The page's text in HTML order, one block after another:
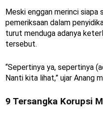
Meski enggan merinci siapa
pemeriksaan dalam
turut menduga adanya
tersebut.
“Sepertinya ya, sepertinya
Nanti kita lihat,” ujar Anang
9 Tersangka Korupsi